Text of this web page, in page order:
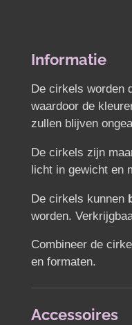
Informatie
De cirkels worden
waardoor de
zullen blijven
De cirkels zijn
licht in gewicht en
De cirkels kunnen
worden.
Combineer de
en formaten.
Accessoires